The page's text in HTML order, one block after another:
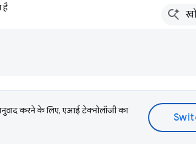
है
करने के लिए, एआई टेक्नोलॉजी का